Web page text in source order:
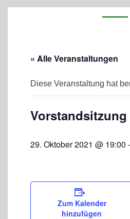
« Alle Veranstaltungen
Diese Veranstaltung hat
Vorstandsitzung
29. Oktober 2021 @ 19:00 -
Zum Kalender
hinzufügen